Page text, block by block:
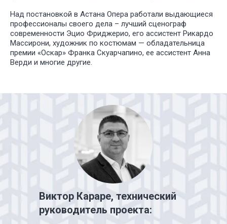
Над постановкой в Астана Опера работали выдающиеся
профессионалы своего дела – лучший сценограф
современности Эцио Фриджерио, его ассистент Рикардо
Массирони, художник по костюмам — обладательница
премии «Оскар» Франка Скуарчапино, ее ассистент Анна
Верди и многие другие.
Виктор Караре, технический
руководитель проекта: